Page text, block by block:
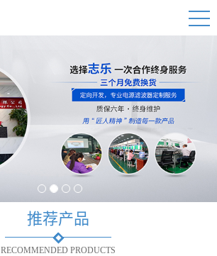
1 2 3 4
推荐产品
RECOMMENDED PRODUCTS